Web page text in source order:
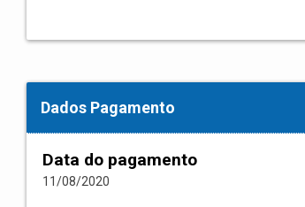
Dados Pagamento
Data do pagamento
11/08/2020